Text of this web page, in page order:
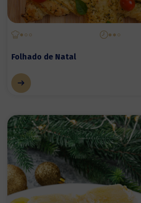
Folhado de Natal